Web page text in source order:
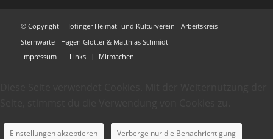
© Copyright - Höfinger Heimat- und Kulturverein - Arbeitskreis
Sternwarte - Hagen Glötter & Matthias Schmidt -
Impressum
Links Mitmachen
Einstellungen akzeptieren Verberge nur die Benachrichtigung